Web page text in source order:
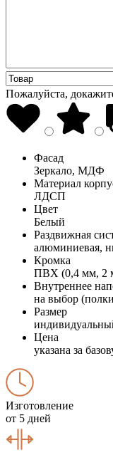
Пожалуйста,
Фасад
Зеркало, МДФ
Материал
ЛДСП
Цвет
Белый
Раздвижная
алюминиевая,
Кромка
ПВХ (0,4 мм, 2
Внутреннее
на выбор
Размер
Цена
указана за
Изготовление
от 5 дней